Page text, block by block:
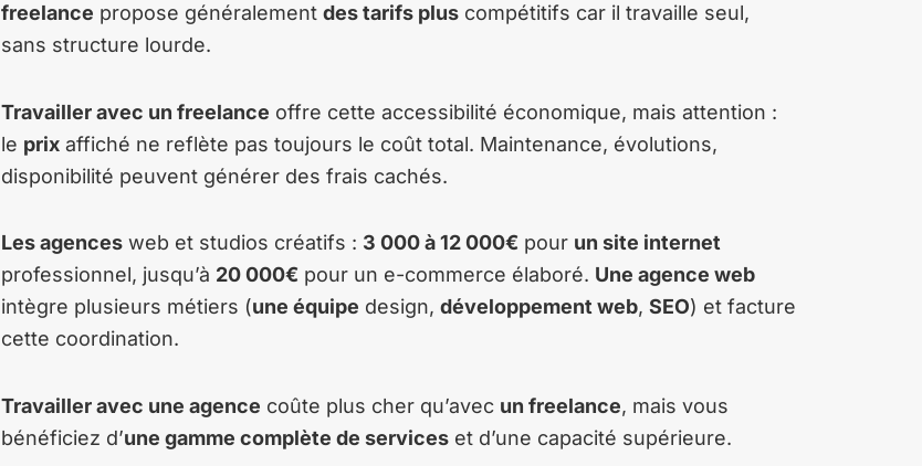
freelance propose généralement des tarifs plus compétitifs car il travaille seul,
sans structure lourde.
Travailler avec un freelance offre cette accessibilité économique, mais attention :
le prix affiché ne reflète pas toujours le coût total. Maintenance, évolutions,
disponibilité peuvent générer des frais cachés.
Les agences web et studios créatifs : 3 000 à 12 000€ pour un site internet
professionnel, jusqu’à 20 000€ pour un e-commerce élaboré. Une agence web
intègre plusieurs métiers (une équipe design, développement web, SEO) et facture
cette coordination.
Travailler avec une agence coûte plus cher qu’avec un freelance, mais vous
bénéficiez d’une gamme complète de services et d’une capacité supérieure.